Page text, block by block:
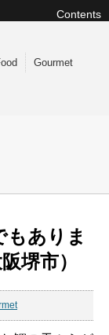
Contents
Gourmet
ありま
堺市）